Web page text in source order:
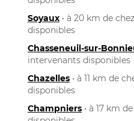
Soyaux • à 20 km de
disponibles
Chasseneuil-sur-
intervenants disponibles
Chazelles • à 11 km de
disponibles
Champniers • à 17 km